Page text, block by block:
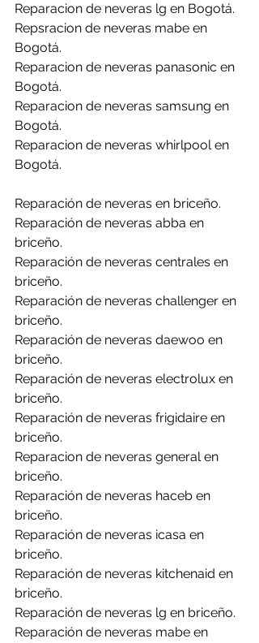
Reparacion de neveras lg en Bogotá.
Repsracion de neveras mabe en
Bogotá.
Reparacion de neveras panasonic en
Bogotá.
Reparacion de neveras samsung en
Bogotá.
Reparacion de neveras whirlpool en
Bogotá.
Reparación de neveras en briceño.
Reparación de neveras abba en
briceño.
Reparación de neveras centrales en
briceño.
Reparación de neveras challenger en
briceño.
Reparación de neveras daewoo en
briceño.
Reparación de neveras electrolux en
briceño.
Reparación de neveras frigidaire en
briceño.
Reparacion de neveras general en
briceño.
Reparación de neveras haceb en
briceño.
Reparación de neveras icasa en
briceño.
Reparación de neveras kitchenaid en
briceño.
Reparación de neveras lg en briceño.
Reparación de neveras mabe en